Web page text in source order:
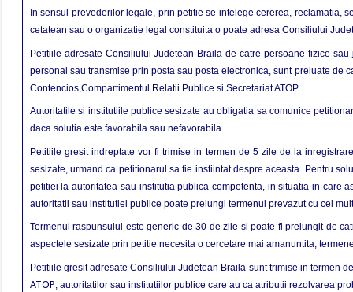
In sensul prevederilor legale, prin petitie se intelege cererea, reclamatia,
cetatean sau o organizatie legal constituita o poate adresa Consiliului
Petitiile adresate Consiliului Judetean Braila de catre persoane fizice
personal sau transmise prin posta sau posta electronica, sunt preluate de
Contencios,Compartimentul Relatii Publice si Secretariat ATOP.
Autoritatile si institutiile publice sesizate au obligatia sa comunice
daca solutia este favorabila sau nefavorabila.
Petitiile gresit indreptate vor fi trimise in termen de 5 zile de la
sesizate, urmand ca petitionarul sa fie instiintat despre aceasta. Pentru
petitiei la autoritatea sau institutia publica competenta, in situatia in care
autoritatii sau institutiei publice poate prelungi termenul prevazut cu cel
Termenul raspunsului este generic de 30 de zile si poate fi prelungit de
aspectele sesizate prin petitie necesita o cercetare mai amanuntita,
Petitiile gresit adresate Consiliului Judetean Braila sunt trimise in termen
ATOP , autoritatilor sau institutiilor publice care au ca atributii rezolvarea